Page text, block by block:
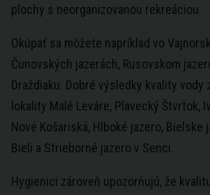
plochy s neorganizovanou rekreáciou.
Okúpať sa môžete napríklad vo
Čunovských jazerách, Rusovskom
Draždiaku. Dobré výsledky kvality vody
lokality Malé Leváre, Plavecký Štvrtok,
Nové Košariská, Hlboké jazero, Bielske
Bieli a Strieborné jazero v Senci.
Hygienici zároveň upozorňujú, že